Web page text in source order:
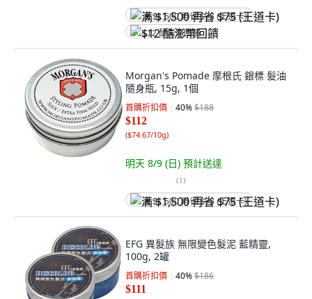
满 $1,500 再省 $75 (王道卡)
$12 酷澎幣回饋
Morgan's Pomade 摩根氏 銀標 髮油
隨身瓶, 15g, 1個
首購折扣價 40%$188
$112
($74.67/10g)
明天 8/9 (日) 預計送達
(1)
满 $1,500 再省 $75 (王道卡)
EFG 異髮族 無限變色髮泥 藍精靈,
100g, 2罐
首購折扣價 40%$186
$111